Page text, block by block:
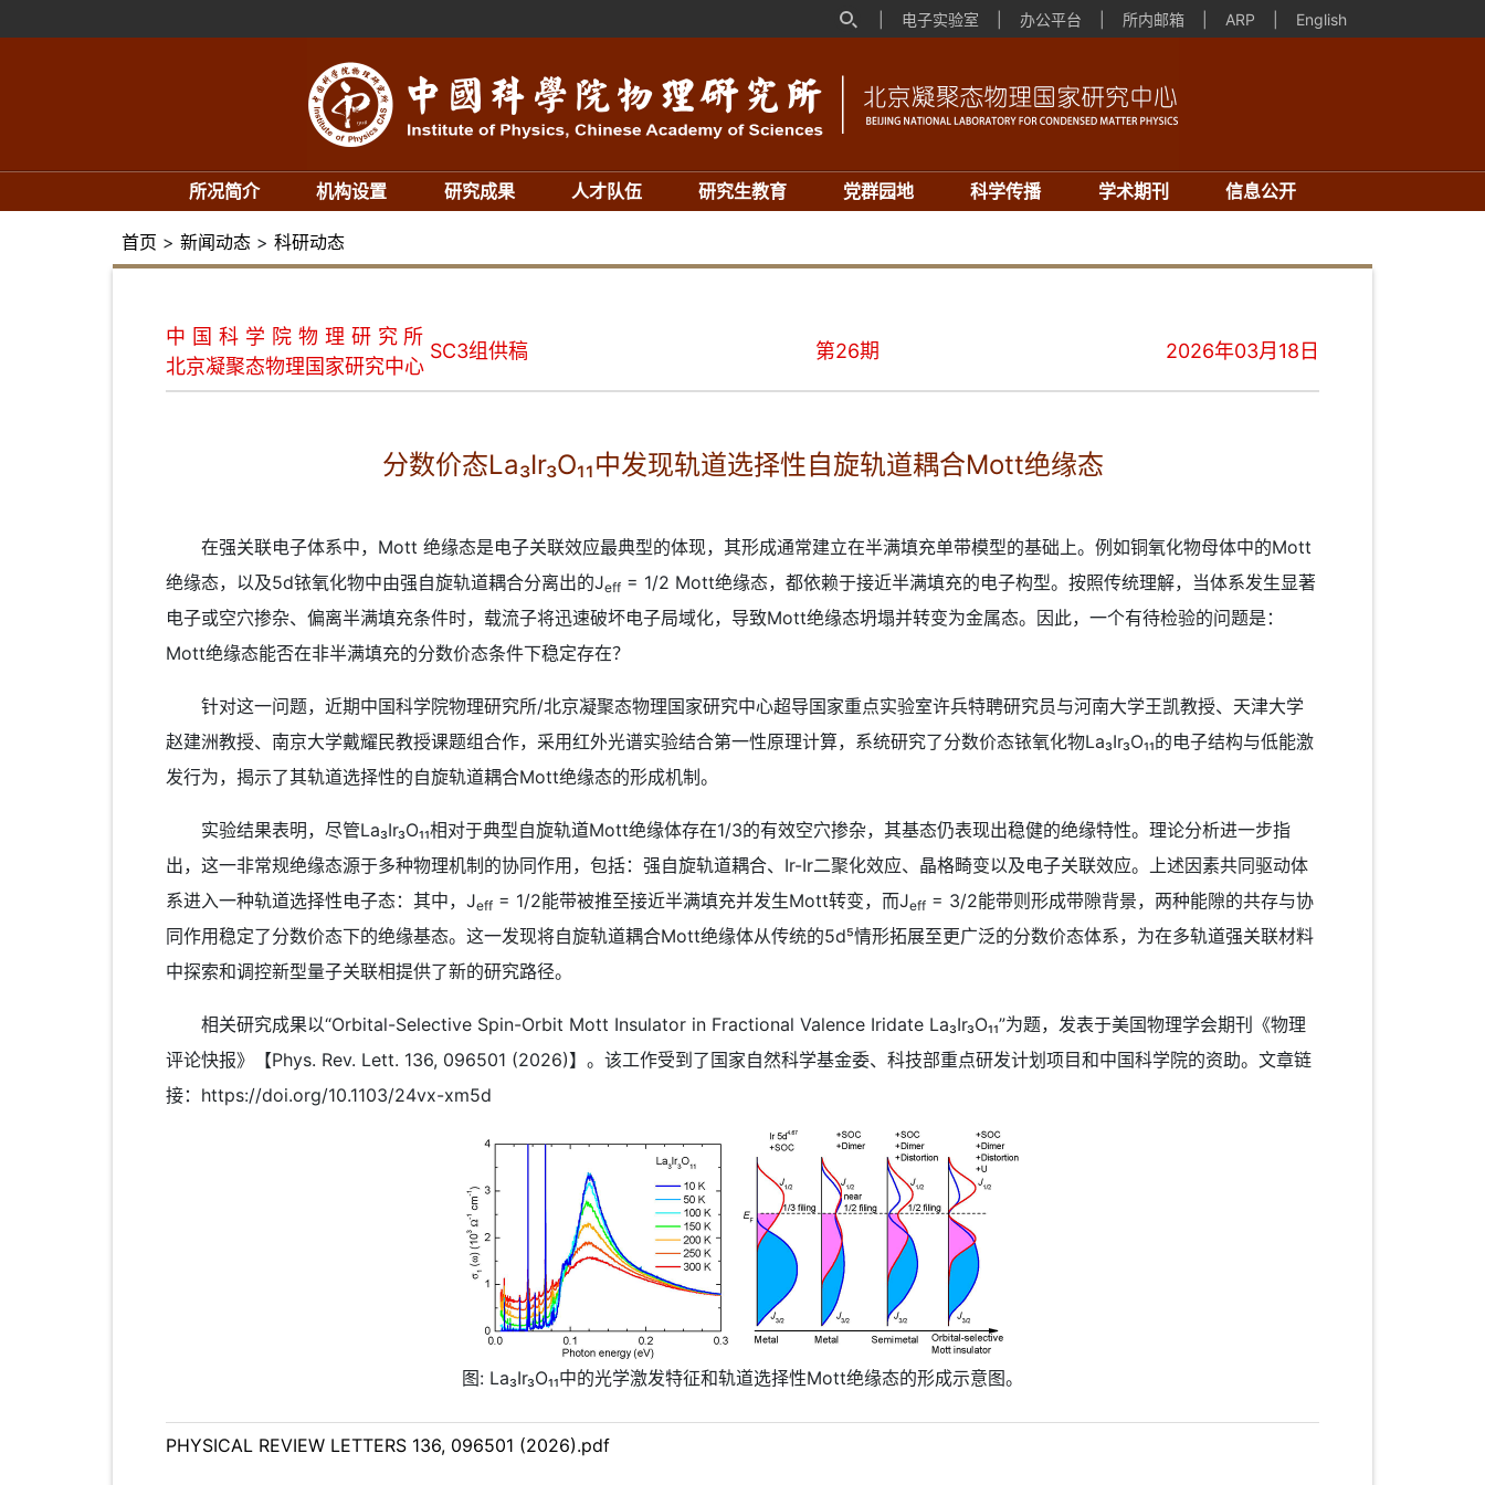
电子实验室 办公平台 所内邮箱 ARP English
所况简介 机构设置 研究成果 人才队伍 研究生教育 党群园地 科学传播 学术期刊 信息公开
首页 > 新闻动态 > 科研动态
中国科学院物理研究所
北京凝聚态物理国家研究中心
SC3组供稿 第26期 2026年03月18日
分数价态La₃Ir₃O₁₁中发现轨道选择性自旋轨道耦合Mott绝缘态
在强关联电子体系中，Mott 绝缘态是电子关联效应最典型的体现，其形成通常建立在半满填充单带模型的基础上。例如铜氧化物母体中的Mott
绝缘态，以及5d铱氧化物中由强自旋轨道耦合分离出的Jeff = 1/2 Mott绝缘态，都依赖于接近半满填充的电子构型。按照传统理解，当体系发生显著
电子或空穴掺杂、偏离半满填充条件时，载流子将迅速破坏电子局域化，导致Mott绝缘态坍塌并转变为金属态。因此，一个有待检验的问题是：
Mott绝缘态能否在非半满填充的分数价态条件下稳定存在？
针对这一问题，近期中国科学院物理研究所/北京凝聚态物理国家研究中心超导国家重点实验室许兵特聘研究员与河南大学王凯教授、天津大学
赵建洲教授、南京大学戴耀民教授课题组合作，采用红外光谱实验结合第一性原理计算，系统研究了分数价态铱氧化物La₃Ir₃O₁₁的电子结构与低能激
发行为，揭示了其轨道选择性的自旋轨道耦合Mott绝缘态的形成机制。
实验结果表明，尽管La₃Ir₃O₁₁相对于典型自旋轨道Mott绝缘体存在1/3的有效空穴掺杂，其基态仍表现出稳健的绝缘特性。理论分析进一步指
出，这一非常规绝缘态源于多种物理机制的协同作用，包括：强自旋轨道耦合、Ir-Ir二聚化效应、晶格畸变以及电子关联效应。上述因素共同驱动体
系进入一种轨道选择性电子态：其中，Jeff = 1/2能带被推至接近半满填充并发生Mott转变，而Jeff = 3/2能带则形成带隙背景，两种能隙的共存与协
同作用稳定了分数价态下的绝缘基态。这一发现将自旋轨道耦合Mott绝缘体从传统的5d⁵情形拓展至更广泛的分数价态体系，为在多轨道强关联材料
中探索和调控新型量子关联相提供了新的研究路径。
相关研究成果以“Orbital-Selective Spin-Orbit Mott Insulator in Fractional Valence Iridate La₃Ir₃O₁₁”为题，发表于美国物理学会期刊《物理
评论快报》【Phys. Rev. Lett. 136, 096501 (2026)】。该工作受到了国家自然科学基金委、科技部重点研发计划项目和中国科学院的资助。文章链
接：https://doi.org/10.1103/24vx-xm5d
图: La₃Ir₃O₁₁中的光学激发特征和轨道选择性Mott绝缘态的形成示意图。
PHYSICAL REVIEW LETTERS 136, 096501 (2026).pdf